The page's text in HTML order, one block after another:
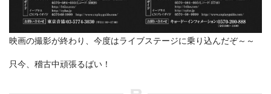
映画の撮影が終わり、今度はライブステージに乗り込んだぞ～～
只今、稽古中頑張るばい！